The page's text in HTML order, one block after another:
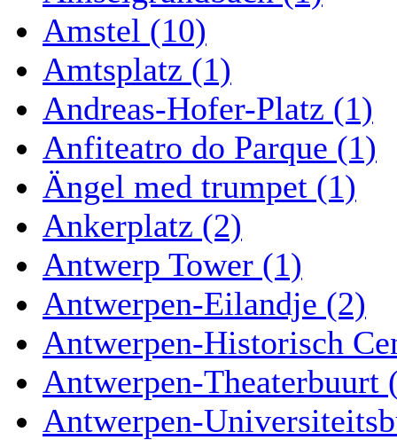
Amstel (10)
Amtsplatz (1)
Andreas-Hofer-Platz (1)
Anfiteatro do Parque (1)
Ängel med trumpet (1)
Ankerplatz (2)
Antwerp Tower (1)
Antwerpen-Eilandje (2)
Antwerpen-Historisch
Antwerpen-Theaterbuurt
Antwerpen-